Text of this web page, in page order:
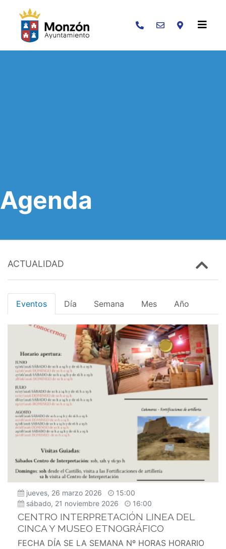
Buscar
Agenda
ACTUALIDAD
Eventos Día Semana Mes Año
jueves, 26 marzo 2026
15:00
sábado, 21 noviembre 2026
16:00
CENTRO INTERPRETACIÓN LINEA DEL
CINCA Y MUSEO ETNOGRÁFICO
FECHA DÍA SE LA SEMANA Nº HORAS HORARIO